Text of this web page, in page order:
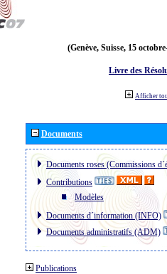
(Genève, Suisse, 15
Livre des
Afficher
Documents
Documents roses (Commissions
Contributions
Modèles
Documents d´information (INFO)
Documents administratifs (ADM)
Publications